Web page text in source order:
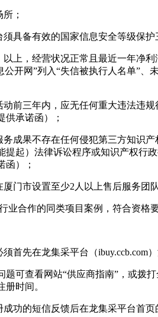
；
具备有效的国家信息安全等级保护
上，经营状况正常且最近一年净
公开网”列入“失信被执行人名单”
动前三年内，应无任何重大违法违
供承诺函）；
务成果不存在任何侵犯第三方知识
提起）法律诉讼程序或知识产权
函）；
厦门市设置至少2人以上售后服务
业合作的同类项目案例，符合资格
首先在龙集采平台（ibuy.ccb.com）
题可查看网站“供应商指南”，或拨
册时间。
功的短信反馈后在龙集采平台首